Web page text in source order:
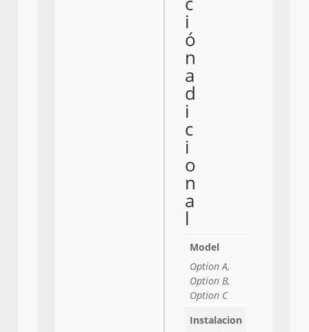
i
ó
n
a
d
i
c
i
o
n
a
l
Model
Option A,
Option B,
Option C
Instalacion